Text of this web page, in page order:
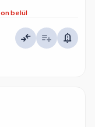
belül